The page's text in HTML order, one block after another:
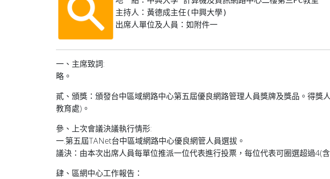
主持人：黃德成主任(中興大學)
出席人單位及人員：如附件一
一、主席致詞:
略。
貳、頒獎：頒發台中區域網路中心第五屆優良網路管理人員獎牌及獎品。得
教育處)。
參、上次會議決議執行情形:
一.第五屆TANet台中區域網路中心優良網管人員選拔。
議決：由本次出席人員每單位推派一位代表進行投票，每位代表可圈選超過
肆、區網中心工作報告：